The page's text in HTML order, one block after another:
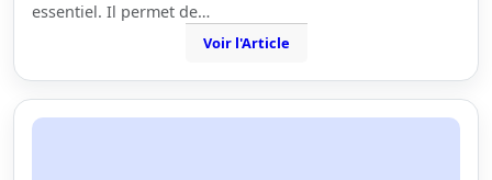
essentiel. Il permet de…
Voir l'Article